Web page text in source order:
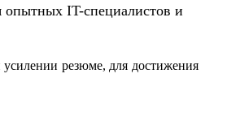
опытных IT-специалистов и
резюме, для достижения